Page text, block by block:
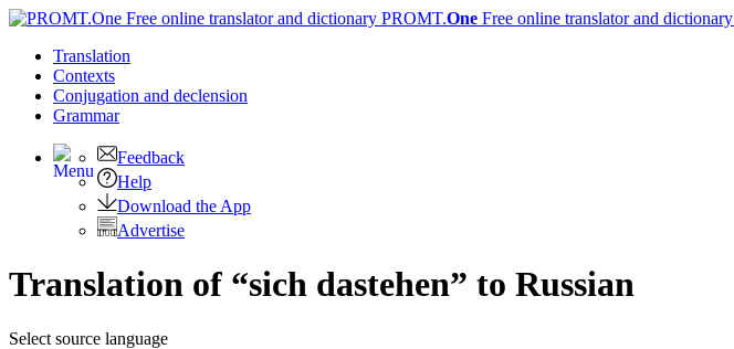
PROMT.One Free online translator and dictionary
Translation
Contexts
Conjugation and declension
Grammar
Feedback
Help
Download the App
Advertise
Translation of “sich dastehen” to Russian
Select source language